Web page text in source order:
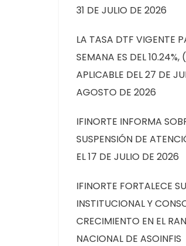
31 DE JULIO DE 2026
LA TASA DTF VIGENTE
SEMANA ES DEL 10.24%,
APLICABLE DEL 27 DE
AGOSTO DE 2026
IFINORTE INFORMA
SUSPENSIÓN DE
EL 17 DE JULIO DE 2026
IFINORTE FORTALECE
INSTITUCIONAL Y
CRECIMIENTO EN EL
NACIONAL DE ASOINFIS